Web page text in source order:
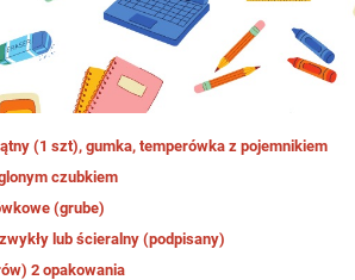
(1 szt), gumka, temperówka z pojemnikiem
czubkiem
(grube)
lub ścieralny (podpisany)
2 opakowania